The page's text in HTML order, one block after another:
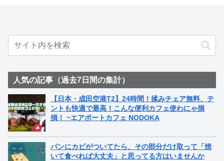
人気の記事（過去7日間の集計）
【日本・成田空港T2】24時間！揉みチェア無料、テ
ントも快適で最高！こんな便利カフェ使わにゃ損
損！ ~エアポートカフェ NODOKA
パンにカビがついてたら、その部分だけ取って「焼
いて食べれば大丈夫」と思ってる方はいませんか